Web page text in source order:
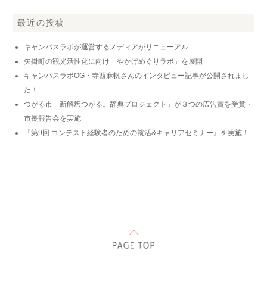
最近の投稿
キャンパスラボが運営するメディアがリニューアル
矢掛町の観光活性化に向け「やかげめぐりラボ」を展開
キャンパスラボOG・寺西麻帆さんのインタビュー記事が公開されまし
た！
つがる市「新解釈つがる。辞典プロジェクト」が３つの広告賞を受賞・
市長報告会を実施
『第9回 コンテスト経験者のための就活&キャリアセミナー』を実施！